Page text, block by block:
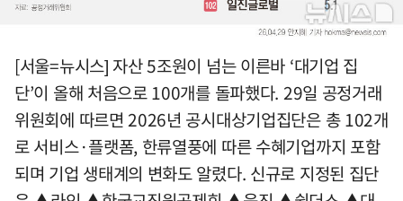
[서울=뉴시스] 자산 5조원이 넘는 이른바 ‘대기업 집
단’이 올해 처음으로 100개를 돌파했다. 29일 공정거래
위원회에 따르면 2026년 공시대상기업집단은 총 102개
로 서비스·플랫폼, 한류열풍에 따른 수혜기업까지 포함
되며 기업 생태계의 변화도 알렸다. 신규로 지정된 집단